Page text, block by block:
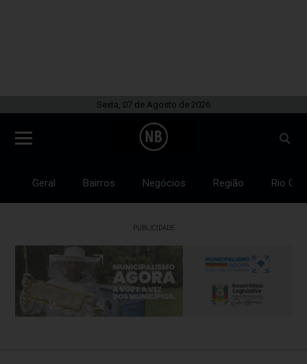
Sexta, 07 de Agosto de 2026
Geral Bairros Negócios Região Rio
PUBLICIDADE